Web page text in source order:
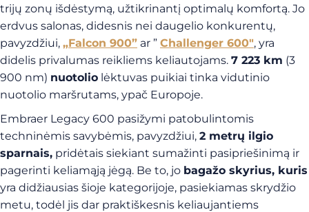
trijų zonų išdėstymą, užtikrinantį optimalų komfortą. Jo
erdvus salonas, didesnis nei daugelio konkurentų,
pavyzdžiui, „Falcon 900” ar ” Challenger 600″, yra
didelis privalumas reikliems keliautojams. 7 223 km (3
900 nm) nuotolio lėktuvas puikiai tinka vidutinio
nuotolio maršrutams, ypač Europoje.
Embraer Legacy 600 pasižymi patobulintomis
techninėmis savybėmis, pavyzdžiui, 2 metrų ilgio
sparnais, pridėtais siekiant sumažinti pasipriešinimą ir
pagerinti keliamąją jėgą. Be to, jo bagažo skyrius, kuris
yra didžiausias šioje kategorijoje, pasiekiamas skrydžio
metu, todėl jis dar praktiškesnis keliaujantiems